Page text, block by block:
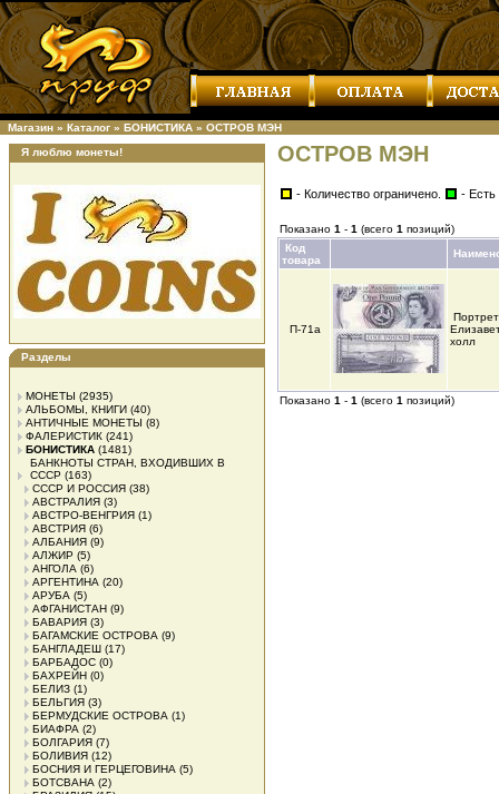
Магазин » Каталог » БОНИСТИКА » ОСТРОВ МЭН
Я люблю монеты!
Разделы
МОНЕТЫ (2935)
АЛЬБОМЫ, КНИГИ (40)
АНТИЧНЫЕ МОНЕТЫ (8)
ФАЛЕРИСТИК (241)
БОНИСТИКА (1481)
БАНКНОТЫ СТРАН, ВХОДИВШИХ В
СССР (163)
СССР И РОССИЯ (38)
АВСТРАЛИЯ (3)
АВСТРО-ВЕНГРИЯ (1)
АВСТРИЯ (6)
АЛБАНИЯ (9)
АЛЖИР (5)
АНГОЛА (6)
АРГЕНТИНА (20)
АРУБА (5)
АФГАНИСТАН (9)
БАВАРИЯ (3)
БАГАМСКИЕ ОСТРОВА (9)
БАНГЛАДЕШ (17)
БАРБАДОС (0)
БАХРЕЙН (0)
БЕЛИЗ (1)
БЕЛЬГИЯ (3)
БЕРМУДСКИЕ ОСТРОВА (1)
БИАФРА (2)
БОЛГАРИЯ (7)
БОЛИВИЯ (12)
БОСНИЯ И ГЕРЦЕГОВИНА (5)
БОТСВАНА (2)
ОСТРОВ МЭН
- Количество ограничено. - Есть
Показано 1 - 1 (всего 1 позиций)
Код
товара
П-71а
холл
Показано 1 - 1 (всего 1 позиций)